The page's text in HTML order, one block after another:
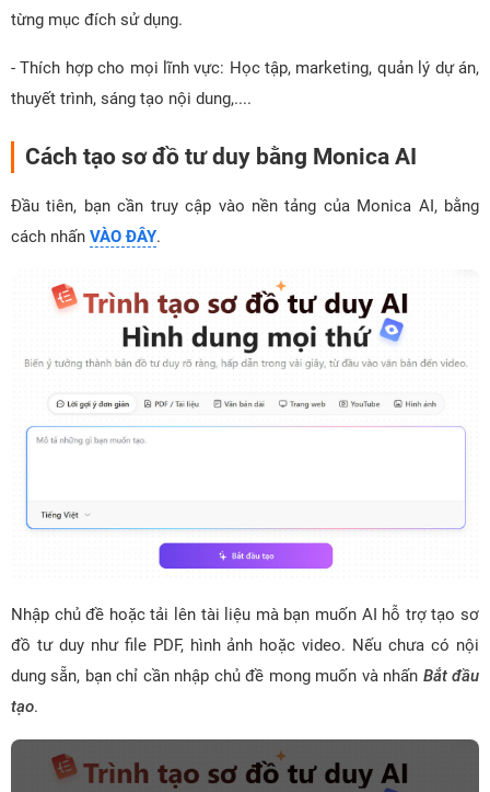
từng mục đích sử dụng.
- Thích hợp cho mọi lĩnh vực: Học tập, marketing, quản lý dự án,
thuyết trình, sáng tạo nội dung,....
Cách tạo sơ đồ tư duy bằng Monica AI
Đầu tiên, bạn cần truy cập vào nền tảng của Monica AI, bằng
cách nhấn VÀO ĐÂY.
Nhập chủ đề hoặc tải lên tài liệu mà bạn muốn AI hỗ trợ tạo sơ
đồ tư duy như file PDF, hình ảnh hoặc video. Nếu chưa có nội
dung sẵn, bạn chỉ cần nhập chủ đề mong muốn và nhấn Bắt đầu
tạo.